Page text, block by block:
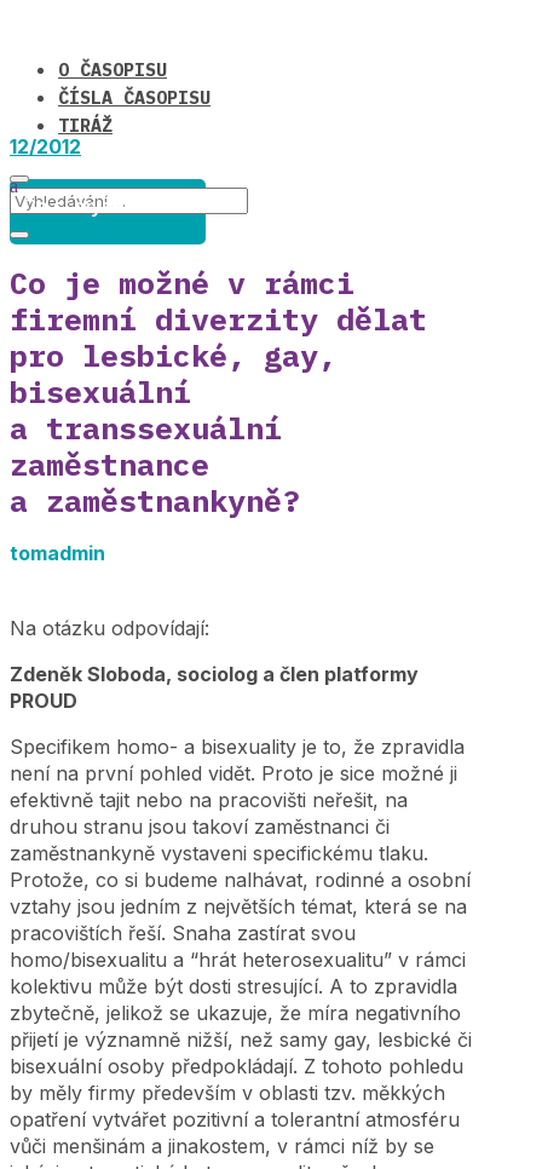
O ČASOPISU
ČÍSLA ČASOPISU
TIRÁŽ
12/2012
Co si myslíte o ... ?
Co je možné v rámci
firemní diverzity dělat
pro lesbické, gay,
bisexuální
a transsexuální
zaměstnance
a zaměstnankyně?
tomadmin
Na otázku odpovídají:
Zdeněk Sloboda, sociolog a člen platformy
PROUD
Specifikem homo- a bisexuality je to, že zpravidla
není na první pohled vidět. Proto je sice možné ji
efektivně tajit nebo na pracovišti neřešit, na
druhou stranu jsou takoví zaměstnanci či
zaměstnankyně vystaveni specifickému tlaku.
Protože, co si budeme nalhávat, rodinné a osobní
vztahy jsou jedním z největších témat, která se na
pracovištích řeší. Snaha zastírat svou
homo/bisexualitu a “hrát heterosexualitu” v rámci
kolektivu může být dosti stresující. A to zpravidla
zbytečně, jelikož se ukazuje, že míra negativního
přijetí je významně nižší, než samy gay, lesbické či
bisexuální osoby předpokládají. Z tohoto pohledu
by měly firmy především v oblasti tzv. měkkých
opatření vytvářet pozitivní a tolerantní atmosféru
vůči menšinám a jinakostem, v rámci níž by se